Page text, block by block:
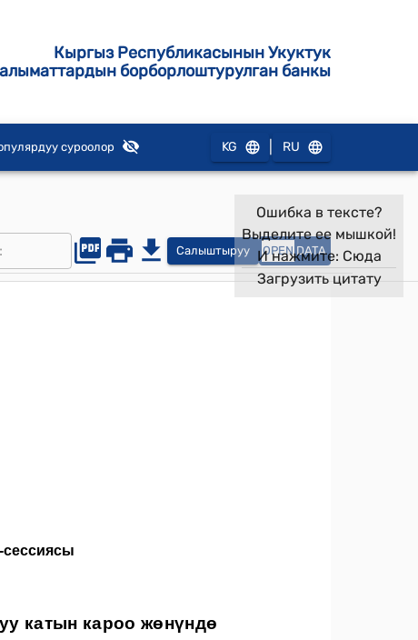
Кыргыз Республикасынын Укуктук
борборлоштурулган банкы
суроолор KG RU
Салыштыруу OPEN DATA
Ошибка в тексте?
Выделите ее мышкой!
И нажмите: Сюда
Загрузить цитату